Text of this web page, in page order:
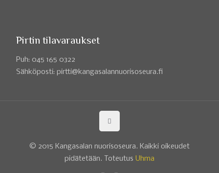
Pirtin tilavaraukset
Puh: 045 165 0322
Sähköposti: pirtti@kangasalannuorisoseura.fi
© 2015 Kangasalan nuorisoseura. Kaikki oikeudet
pidätetään. Toteutus Uhma